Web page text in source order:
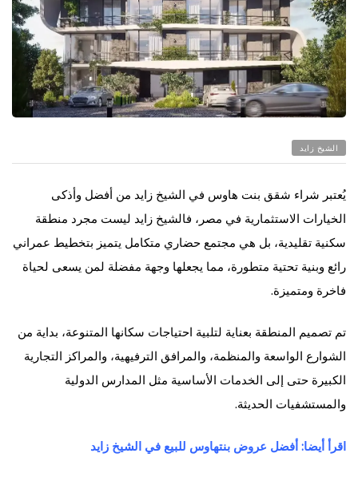
الشيخ زايد
يُعتبر شراء شقق بنت هاوس في الشيخ زايد من أفضل وأذكى
الخيارات الاستثمارية في مصر، فالشيخ زايد ليست مجرد منطقة
سكنية تقليدية، بل هي مجتمع حضاري متكامل يتميز بتخطيط عمراني
رائع وبنية تحتية متطورة، مما يجعلها وجهة مفضلة لمن يسعى لحياة
فاخرة ومتميزة.
تم تصميم المنطقة بعناية لتلبية احتياجات سكانها المتنوعة، بداية من
الشوارع الواسعة والمنظمة، والمرافق الترفيهية، والمراكز التجارية
الكبيرة حتى إلى الخدمات الأساسية مثل المدارس الدولية
والمستشفيات الحديثة.
اقرأ أيضا: أفضل عروض بنتهاوس للبيع في الشيخ زايد